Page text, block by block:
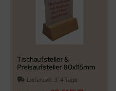
Tischaufsteller &
Preisaufsteller 80x115mm
Hochformat mit
Buchenholz-Fuß
Lieferzeit: 3-4 Tage